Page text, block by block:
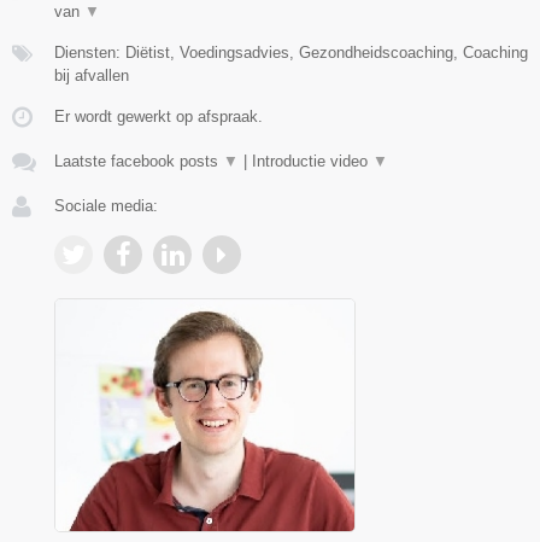
van ▼
Diensten: Diëtist, Voedingsadvies, Gezondheidscoaching, Coaching
bij afvallen
Er wordt gewerkt op afspraak.
Laatste facebook posts ▼ | Introductie video ▼
Sociale media: